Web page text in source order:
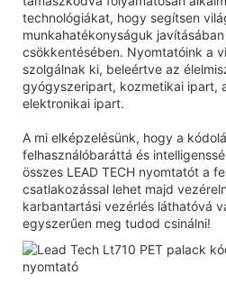
technológiákat, hogy segítsen
munkahatékonyságuk
csökkentésében. Nyomtatóink a
szolgálnak ki, beleértve az
gyógyszeripart, kozmetikai ipart,
elektronikai ipart.
A mi elképzelésünk, hogy a
felhasználóbaráttá és
összes LEAD TECH nyomtatót a
csatlakozással lehet majd
karbantartási vezérlés láthatóvá
egyszerűen meg tudod csinálni!